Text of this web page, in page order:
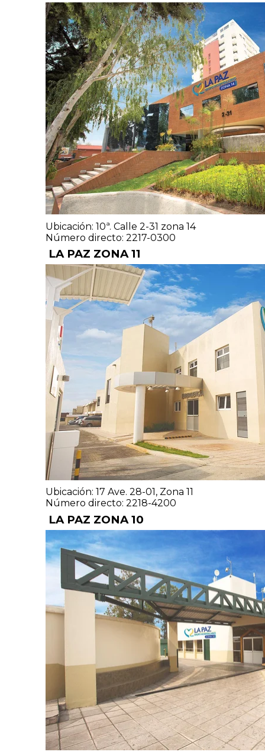
Ubicación: 10ª. Calle 2-31 zona 14
Número directo: 2217-0300
LA PAZ ZONA 11
Ubicación: 17 Ave. 28-01, Zona 11
Número directo: 2218-4200
LA PAZ ZONA 10